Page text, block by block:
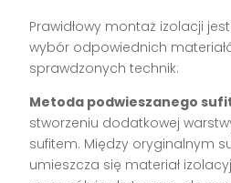
Prawidłowy montaż izolacji
wybór odpowiednich
sprawdzonych technik:
Metoda podwieszanego
stworzeniu dodatkowej
sufitem. Między oryginalnym
umieszcza się materiał